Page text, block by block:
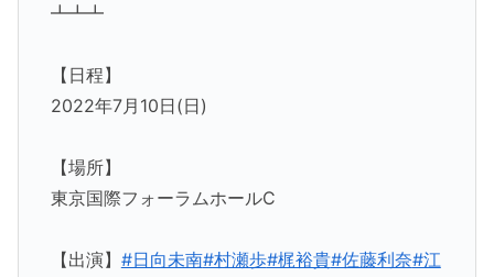
┻┻┻
【日程】
2022年7月10日(日)
【場所】
東京国際フォーラムホールC
【出演】 #日向未南#村瀬歩#梶裕貴#佐藤利奈#江